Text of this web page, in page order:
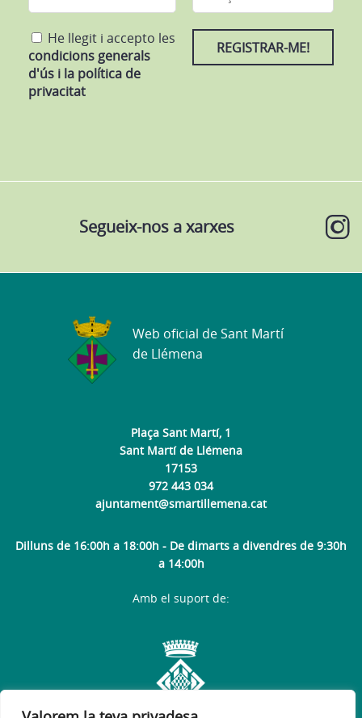
He llegit i accepto les
condicions generals
d'ús i la política de
privacitat
Segueix-nos a xarxes
Plaça Sant Martí, 1
Sant Martí de Llémena
17153
972 443 034
ajuntament@smartillemena.cat
Dilluns de 16:00h a 18:00h - De dimarts a divendres de 9:30h
a 14:00h
Web oficial de Sant Martí
de Llémena
Amb el suport de: